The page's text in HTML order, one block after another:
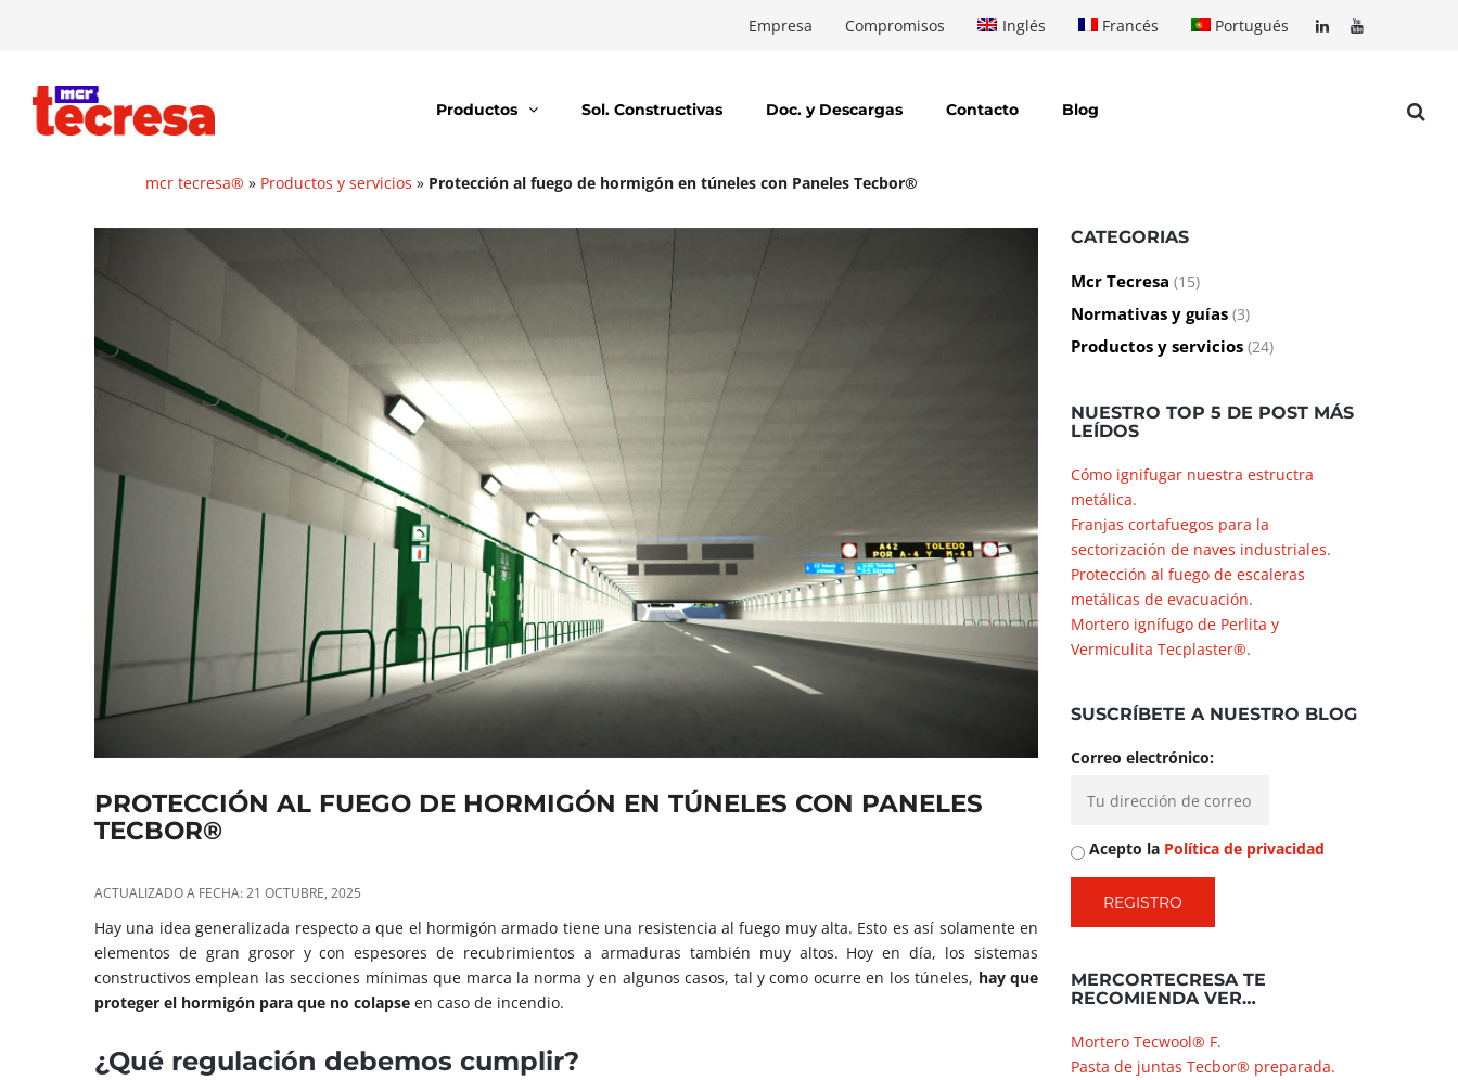
Empresa Compromisos Inglés Francés Portugués
Productos Sol. Constructivas Doc. y Descargas Contacto Blog
mcr tecresa® » Productos y servicios » Protección al fuego de hormigón en túneles con Paneles Tecbor®
PROTECCIÓN AL FUEGO DE HORMIGÓN EN TÚNELES CON PANELES
TECBOR®
ACTUALIZADO A FECHA: 21 OCTUBRE, 2025
Hay una idea generalizada respecto a que el hormigón armado tiene una resistencia al fuego muy alta. Esto es así solamente en
elementos de gran grosor y con espesores de recubrimientos a armaduras también muy altos. Hoy en día, los sistemas
constructivos emplean las secciones mínimas que marca la norma y en algunos casos, tal y como ocurre en los túneles, hay que
proteger el hormigón para que no colapse en caso de incendio.
¿Qué regulación debemos cumplir?
CATEGORIAS
Mcr Tecresa (15)
Normativas y guías (3)
Productos y servicios (24)
NUESTRO TOP 5 DE POST MÁS
LEÍDOS
Cómo ignifugar nuestra estructra
metálica.
Franjas cortafuegos para la
sectorización de naves industriales.
Protección al fuego de escaleras
metálicas de evacuación.
Mortero ignífugo de Perlita y
Vermiculita Tecplaster®.
SUSCRÍBETE A NUESTRO BLOG
Correo electrónico:
Acepto la Política de privacidad
MERCORTECRESA TE
RECOMIENDA VER…
Mortero Tecwool® F.
Pasta de juntas Tecbor® preparada.